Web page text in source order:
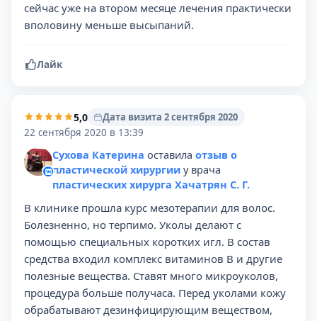
сейчас уже на втором месяце лечения практически
вполовину меньше высыпаний.
Лайк
5,0
Дата визита 2 сентября 2020
22 сентября 2020 в 13:39
Сухова Катерина оставила отзыв о
пластической хирургии у врача
пластических хирурга Хачатрян С. Г.
В клинике прошла курс мезотерапии для волос.
Болезненно, но терпимо. Уколы делают с
помощью специальных коротких игл. В состав
средства входил комплекс витаминов В и другие
полезные вещества. Ставят много микроуколов,
процедура больше получаса. Перед уколами кожу
обрабатывают дезинфицирующим веществом,